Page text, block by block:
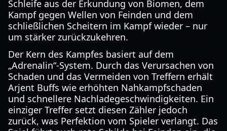
Schleife aus der Erkundung von Biomen, dem
Kampf gegen Wellen von Feinden und dem
schließlichen Scheitern im Kampf wieder – nur
um stärker zurückzukehren.
Der Kern des Kampfes basiert auf dem
„Adrenalin“-System. Durch das Verursachen von
Schaden und das Vermeiden von Treffern erhält
Arjent Buffs wie erhöhten Nahkampfschaden
und schnellere Nachladegeschwindigkeiten. Ein
einziger Treffer setzt diesen Zähler jedoch
zurück, was Perfektion vom Spieler verlangt. Das